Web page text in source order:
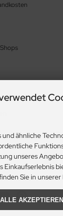
ähnliche
unseres
Einkaufserlebnis
Sie in
ALLE AKZEPTIEREN